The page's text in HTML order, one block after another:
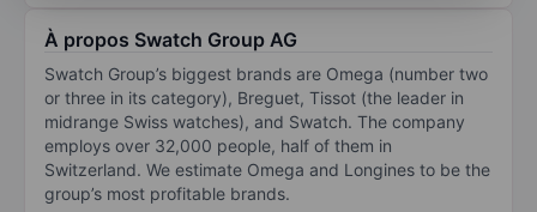
À propos Swatch Group AG
Swatch Group’s biggest brands are Omega (number two
or three in its category), Breguet, Tissot (the leader in
midrange Swiss watches), and Swatch. The company
employs over 32,000 people, half of them in
Switzerland. We estimate Omega and Longines to be the
group’s most profitable brands.